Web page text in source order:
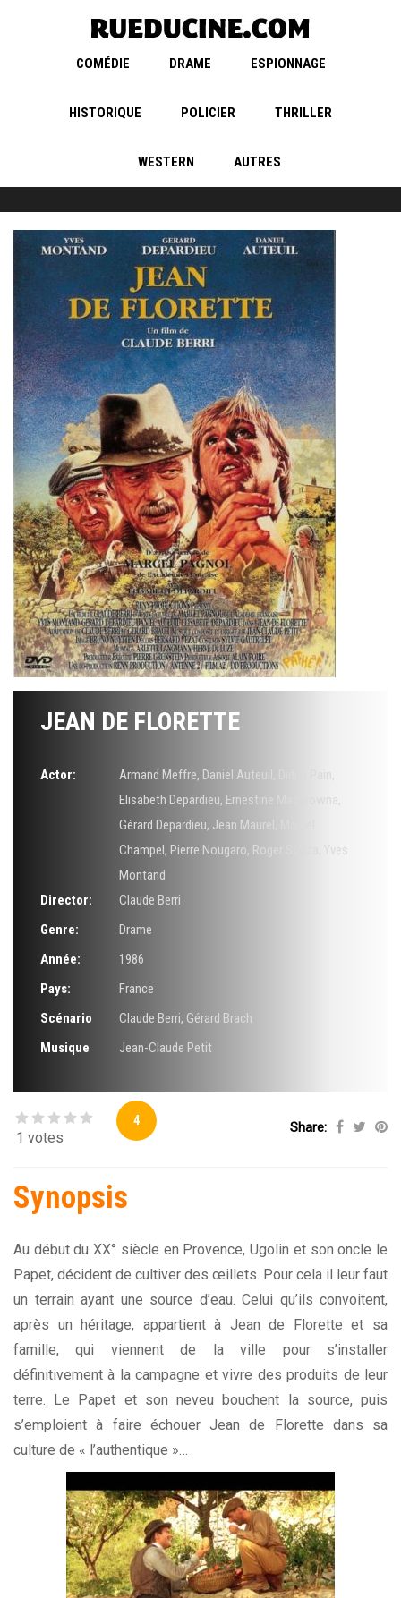
COMÉDIE DRAME ESPIONNAGE
HISTORIQUE POLICIER THRILLER
WESTERN AUTRES
JEAN DE FLORETTE
Actor: Armand Meffre, Daniel Auteuil
Elisabeth Depardieu, Ernestine Mazurowna
Gérard Depardieu, Jean Maurel
Champel, Pierre Nougaro, Roger Souza
Yves
Montand
Director:
Claude Berri
Genre:
Drame
Année:
1986
Pays:
France
Scénario
Claude Berri, Gérard Brach
Musique
Jean-Claude Petit
1 votes
4 Share:
Synopsis
Au début du XX° siècle en Provence, Ugolin et son oncle le
Papet, décident de cultiver des œillets. Pour cela il leur faut
un terrain ayant une source d’eau. Celui qu’ils convoitent,
après un héritage, appartient à Jean de Florette et sa
famille, qui viennent de la ville pour s’installer
définitivement à la campagne et vivre des produits de leur
terre. Le Papet et son neveu bouchent la source, puis
s’emploient à faire échouer Jean de Florette dans sa
culture de « l’authentique »…